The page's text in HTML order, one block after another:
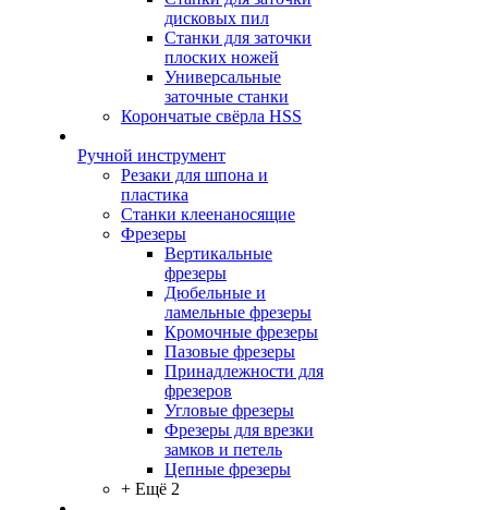
дисковых пил
Станки для заточки
плоских ножей
Универсальные
заточные станки
Корончатые свёрла HSS
Ручной инструмент
Резаки для шпона и
пластика
Станки клеенаносящие
Фрезеры
Вертикальные
фрезеры
Дюбельные и
ламельные фрезеры
Кромочные фрезеры
Пазовые фрезеры
Принадлежности для
фрезеров
Угловые фрезеры
Фрезеры для врезки
замков и петель
Цепные фрезеры
+ Ещё 2